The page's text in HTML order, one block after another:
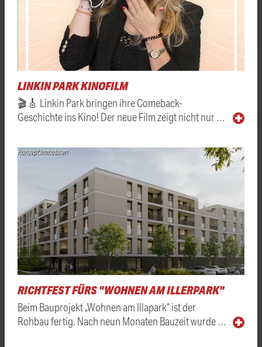
LINKIN PARK KINOFILM
🎬🎸 Linkin Park bringen ihre Comeback-
Geschichte ins Kino! Der neue Film zeigt nicht nur …
Konzept Immobilien
RICHTFEST FÜRS "WOHNEN AM ILLERPARK"
Beim Bauprojekt „Wohnen am Illapark“ ist der
Rohbau fertig. Nach neun Monaten Bauzeit wurde …